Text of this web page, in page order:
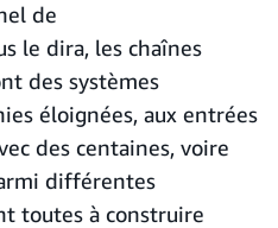
de
le dira, les chaînes
des systèmes
éloignées, aux entrées
des centaines, voire
différentes
toutes à construire